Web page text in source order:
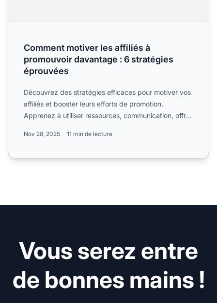
Comment motiver les affiliés à
promouvoir davantage : 6 stratégies
éprouvées
Découvrez des stratégies efficaces pour motiver vos
affiliés et booster leurs efforts de promotion.
Apprenez à utiliser ressources, communication, offres
Nov 28, 2025 11 min de lecture
Vous serez entre
de bonnes mains !